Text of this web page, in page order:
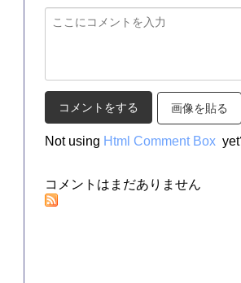
画像を貼る
Not using Html Comment Box
コメントはまだありません